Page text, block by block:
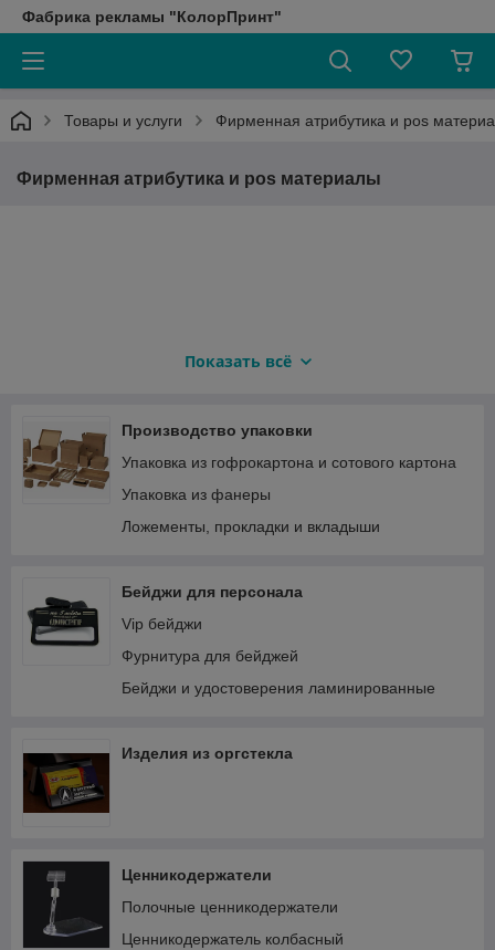
Фабрика рекламы "КолорПринт"
Товары и услуги Фирменная атрибутика и pos
Фирменная атрибутика и pos материалы
Показать всё
Производство упаковки
Упаковка из гофрокартона и сотового картона
Упаковка из фанеры
Ложементы, прокладки и вкладыши
Бейджи для персонала
Vip бейджи
Фурнитура для бейджей
Бейджи и удостоверения ламинированные
Изделия из оргстекла
Ценникодержатели
Полочные ценникодержатели
Ценникодержатель колбасный